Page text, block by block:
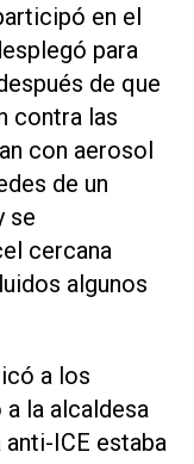
en el
para
de que
contra las
con aerosol
de un
se
cercana
algunos
a los
la alcaldesa
ICE estaba